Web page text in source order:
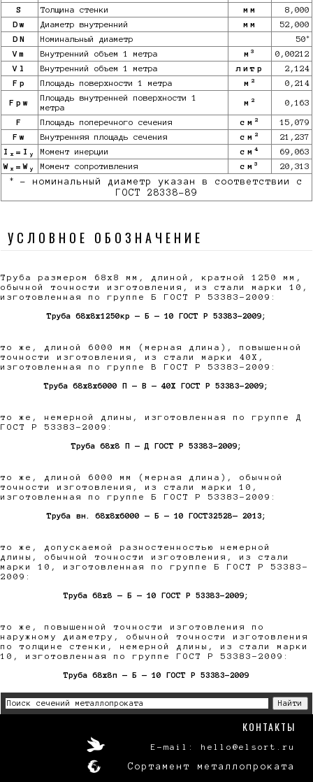
S
Толщина стенки мм
8,000
Dw
Диаметр внутренний мм
52,000
DN
Номинальный диаметр 50*
Vm Внутренний объем 1 метра м 3
0,00212
Vl
Внутренний объем 1 метра литр
2,124
Fp
Площадь поверхности 1 метра м 2 0,214
Fpw
Площадь внутренней поверхности 1
метра
м 2 0,163
F Площадь поперечного сечения см 2
15,079
Fw
Внутренняя площадь сечения см 2
21,237
I x =I y Момент инерции см 4
69,063
W x =W y Момент сопротивления см 3 20,313
*
- номинальный диаметр указан в соответствии с
ГОСТ 28338-89
УСЛОВНОЕ ОБОЗНАЧЕНИЕ
Труба размером 68х8 мм, длиной, кратной 1250 мм,
обычной точности изготовления, из стали марки 10,
изготовленная по группе Б ГОСТ Р 53383-2009:
Труба 68х8x1250кр — Б — 10 ГОСТ Р 53383-2009;
то же, длиной 6000 мм (мерная длина), повышенной
точности изготовления, из стали марки 40Х,
изготовленная по группе В ГОСТ Р 53383-2009:
Труба 68х8x6000 П — В — 40Х ГОСТ Р 53383-2009;
то же, немерной длины, изготовленная по группе Д
ГОСТ Р 53383-2009:
Труба 68х8 П — Д ГОСТ Р 53383-2009;
то же, длиной 6000 мм (мерная длина), обычной
точности изготовления, из стали марки 10,
изготовленная по группе Б ГОСТ Р 53383-2009:
Труба вн. 68х8x6000 — Б — 10 ГОСТ32528— 2013;
то же, допускаемой разностенностью немерной
длины, обычной точности изготовления, из стали
марки 10, изготовленная по группе Б ГОСТ Р 53383-
2009:
Труба 68х8 — Б — 10 ГОСТ Р 53383-2009;
то же, повышенной точности изготовления по
наружному диаметру, обычной точности изготовления
по толщине стенки, немерной длины, из стали марки
10, изготовленная по группе ГОСТ Р 53383-2009:
Труба 68х8п — Б — 10 ГОСТ Р 53383-2009
КОНТАКТЫ
E-mail: hello@elsort.ru
Сортамент металлопроката